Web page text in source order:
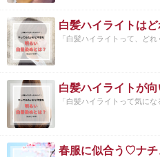
「白髪ハイライトって、ど
「白髪ハイライトって気に